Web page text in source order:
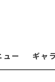
ュー ギャ